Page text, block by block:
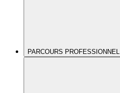
PARCOURS PROFESSIONNEL